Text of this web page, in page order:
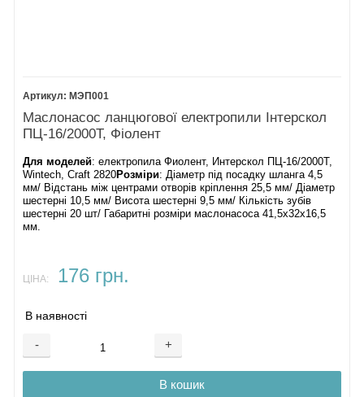
МЭП001
Маслонасос ланцюгової електропили Інтерскол
ПЦ-16/2000T, Фіолент
Для моделей: електропила Фиолент, Интерскол ПЦ-16/2000T,
Wintech, Craft 2820Розміри: Діаметр під посадку шланга 4,5
мм/ Відстань між центрами отворів кріплення 25,5 мм/ Діаметр
шестерні 10,5 мм/ Висота шестерні 9,5 мм/ Кількість зубів
шестерні 20 шт/ Габаритні розміри маслонасоса 41,5х32х16,5
мм.
ЦІНА: 176 грн.
В наявності
- +
В кошик